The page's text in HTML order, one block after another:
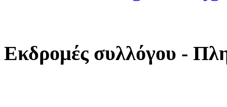
Εκδρομές συλλόγου -